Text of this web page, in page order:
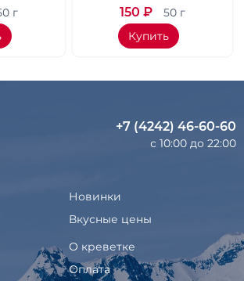
понравится как детям, так и
+7 (4242) 46-60-60
с 10:00 до 22:00
Новинки
Вкусные цены
О креветке
Оплата